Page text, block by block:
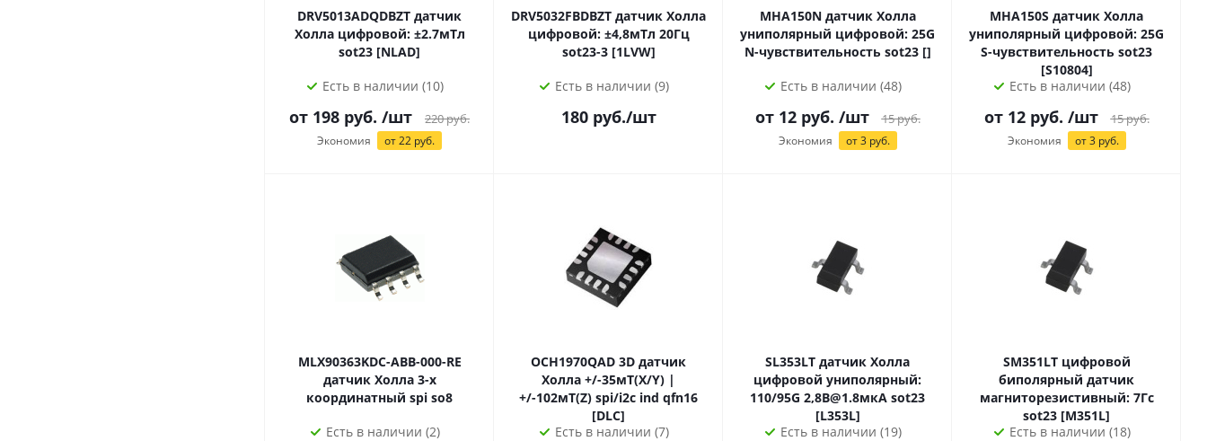
DRV5013ADQDBZT датчик
Холла цифровой: ±2.7мТл
sot23 [NLAD]
Есть в наличии (10)
от 198 руб. /шт 220руб.
Экономия от22 руб.
DRV5032FBDBZT датчик Холла
цифровой: ±4,8мТл 20Гц
sot23-3 [1LVW]
Есть в наличии (9)
180руб./шт
MHA150N датчик Холла
униполярный цифровой: 25G
N-чувствительность sot23 []
Есть в наличии (48)
от 12руб. /шт 15руб.
Экономия от3руб.
MHA150S датчик Холла
униполярный цифровой: 25G
S-чувствительность sot23
[S10804]
Есть в наличии (48)
от 12руб. /шт 15руб.
Экономия от3руб.
MLX90363KDC-ABB-000-RE
датчик Холла 3-х
координатный spi so8
Есть в наличии (2)
OCH1970QAD 3D датчик
Холла +/-35мТ(X/Y) |
+/-102мТ(Z) spi/i2c ind qfn16
[DLC]
Есть в наличии (7)
SL353LT датчик Холла
цифровой униполярный:
110/95G 2,8В@1.8мкА sot23
[L353L]
Есть в наличии (19)
SM351LT цифровой
биполярный датчик
магниторезистивный: 7Гс
sot23 [M351L]
Есть в наличии (18)